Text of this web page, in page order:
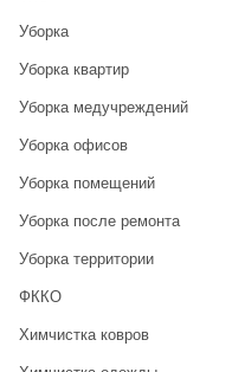
Уборка
Уборка квартир
Уборка медучреждений
Уборка офисов
Уборка помещений
Уборка после ремонта
Уборка территории
ФККО
Химчистка ковров